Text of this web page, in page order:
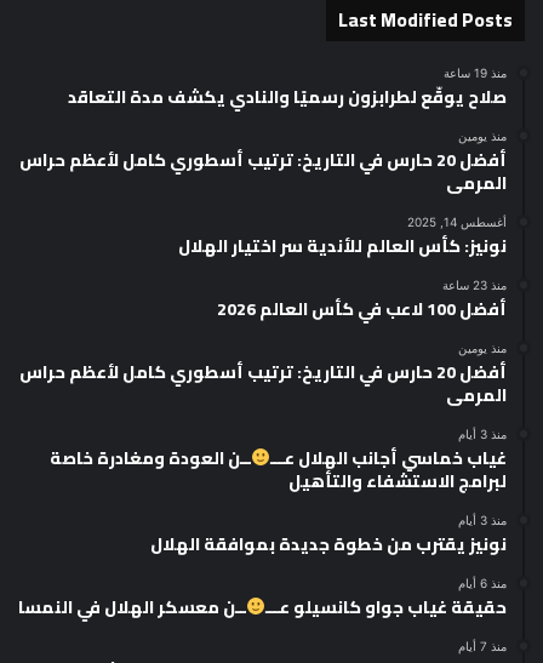
Last Modified Posts
منذ 19 ساعة
صلاح يوقّع لطرابزون رسميًا والنادي يكشف مدة التعاقد
منذ يومين
أفضل 20 حارس في التاريخ: ترتيب أسطوري كامل لأعظم حراس
المرمى
أغسطس 14, 2025
نونيز: كأس العالم للأندية سر اختيار الهلال
منذ 23 ساعة
أفضل 100 لاعب في كأس العالم 2026
منذ يومين
أفضل 20 حارس في التاريخ: ترتيب أسطوري كامل لأعظم حراس
المرمى
منذ 3 أيام
غياب خماسي أجانب الهلال عـــ ــن العودة ومغادرة خاصة
لبرامج الاستشفاء والتأهيل
منذ 3 أيام
نونيز يقترب من خطوة جديدة بموافقة الهلال
منذ 6 أيام
حقيقة غياب جواو كانسيلو عـــ ــن معسكر الهلال في النمسا
منذ 7 أيام